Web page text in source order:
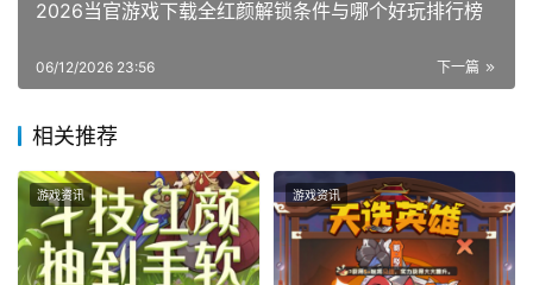
2026当官游戏下载全红颜解锁条件与哪个好玩排行榜
下一篇
06/12/2026 23:56
相关推荐
游戏资讯 游戏资讯